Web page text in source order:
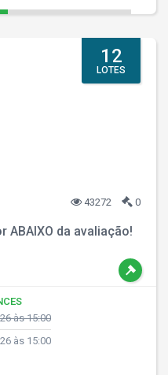
12
LOTES
43272 0
ABAIXO da avaliação!
às 15:00
às 15:00